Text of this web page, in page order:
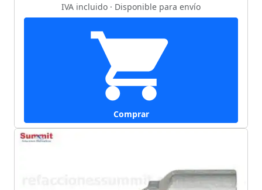
IVA incluido · Disponible para envío
Comprar